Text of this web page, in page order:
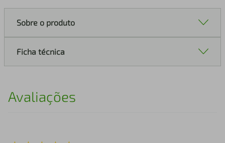
Sobre o produto
Ficha técnica
Avaliações